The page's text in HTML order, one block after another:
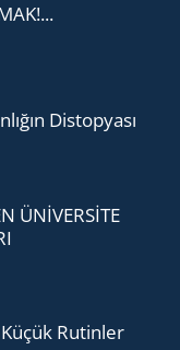
Distopyası
ÜNİVERSİTE
Küçük Ru­tin­ler